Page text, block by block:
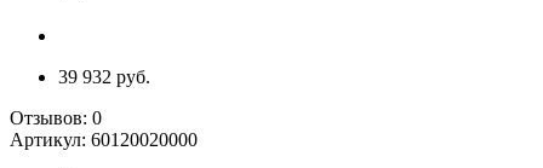
39 932 руб.
Отзывов: 0
Артикул: 60120020000